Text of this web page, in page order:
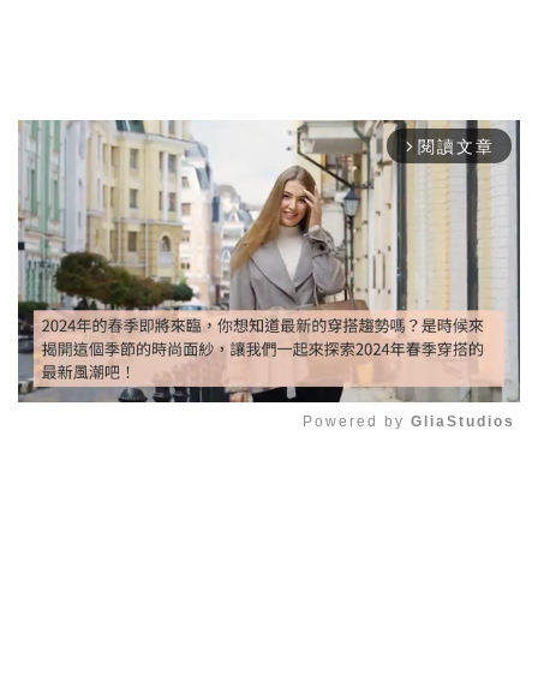
arrow_forward_ios 閱讀文章
Powered by GliaStudios